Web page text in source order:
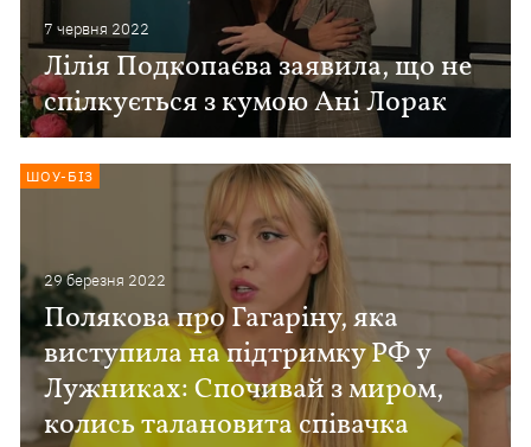
7 червня 2022
Лілія Подкопаєва заявила, що не
спілкується з кумою Ані Лорак
29 березня 2022
Полякова про Гагаріну, яка
виступила на підтримку РФ у
Лужниках: Спочивай з миром,
колись талановита співачка
ШОУ-БІЗ